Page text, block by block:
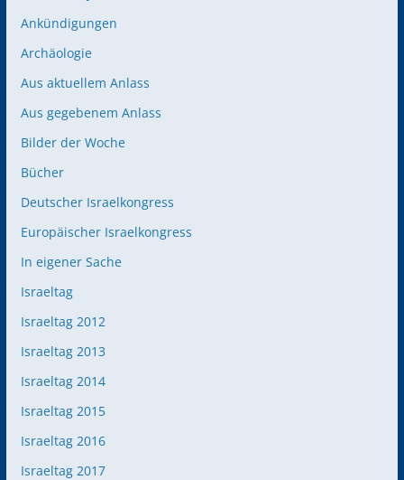
Ankündigungen
Archäologie
Aus aktuellem Anlass
Aus gegebenem Anlass
Bilder der Woche
Bücher
Deutscher Israelkongress
Europäischer Israelkongress
In eigener Sache
Israeltag
Israeltag 2012
Israeltag 2013
Israeltag 2014
Israeltag 2015
Israeltag 2016
Israeltag 2017